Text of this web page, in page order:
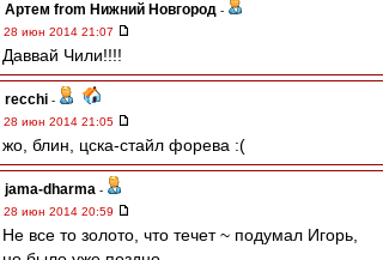
Артем from Нижний Новгород -
28 июн 2014 21:07
Даввай Чили!!!!
recchi -
28 июн 2014 21:05
жо, блин, цска-стайл форева :(
jama-dharma -
28 июн 2014 20:59
Не все то золото, что течет ~ подумал Игорь,